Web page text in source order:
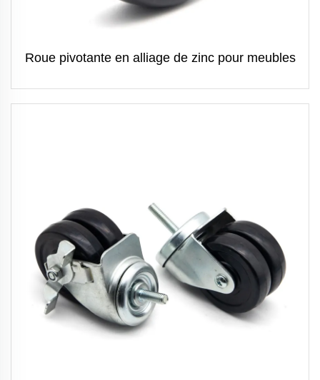
Roue pivotante en alliage de zinc pour meubles